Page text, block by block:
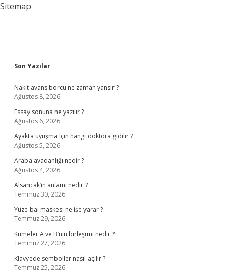
Sitemap
Sidebar
Son Yazılar
Nakit avans borcu ne zaman yansır ?
Ağustos 8, 2026
Essay sonuna ne yazılır ?
Ağustos 6, 2026
Ayakta uyuşma için hangi doktora gidilir ?
Ağustos 5, 2026
Araba avadanlığı nedir ?
Ağustos 4, 2026
Alsancak’ın anlamı nedir ?
Temmuz 30, 2026
Yüze bal maskesi ne işe yarar ?
Temmuz 29, 2026
Kümeler A ve B’nin birleşimi nedir ?
Temmuz 27, 2026
Klavyede semboller nasıl açılır ?
Temmuz 25, 2026